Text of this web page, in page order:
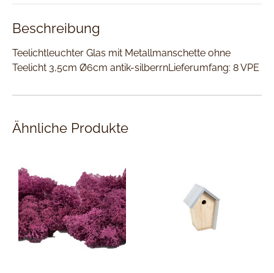
Beschreibung
Teelichtleuchter Glas mit Metallmanschette ohne
Teelicht 3,5cm Ø6cm antik-silberrnLieferumfang: 8 VPE
Ähnliche Produkte